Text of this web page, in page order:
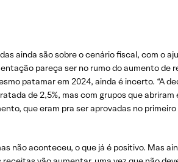
ainda são sobre o cenário fiscal, com o
pareça ser no rumo do aumento de
patamar em 2024, ainda é incerto. “A
de 2,5%, mas com grupos que abriram
que eram pra ser aprovadas no
não aconteceu, o que já é positivo. Mas